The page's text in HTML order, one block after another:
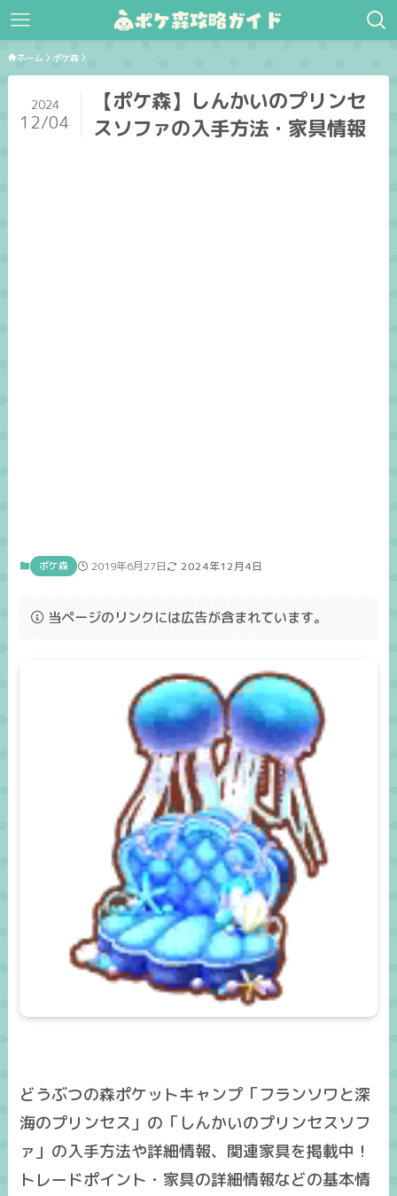
ホーム ポケ森
【ポケ森】しんかいのプリンセ
スソファの入手方法・家具情報
2024
12/04
ポケ森 2019年6月27日 2024年12月4日
当ページのリンクには広告が含まれています。
どうぶつの森ポケットキャンプ「フランソワと深
海のプリンセス」の「しんかいのプリンセスソフ
ァ」の入手方法や詳細情報、関連家具を掲載中！
トレードポイント・家具の詳細情報などの基本情